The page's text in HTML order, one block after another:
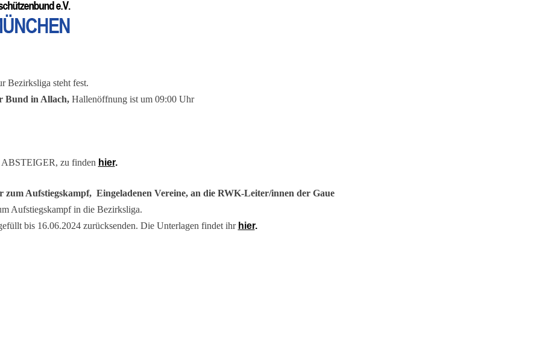
Bezirksliga steht fest.
Bund in Allach,Hallenöffnung ist um 09:00 Uhr
zu finden hier.
zum Aufstiegskampf, Eingeladenen Vereine, an die RWK-Leiter/innen der Gaue
Aufstiegskampf in die Bezirksliga.
bis 16.06.2024 zurücksenden. Die Unterlagen findet ihr hier.